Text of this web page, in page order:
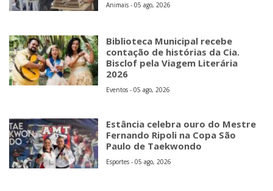
Animais - 05 ago, 2026
Biblioteca Municipal recebe
contação de histórias da Cia.
Bisclof pela Viagem Literária
2026
Eventos - 05 ago, 2026
Estância celebra ouro do Mestre
Fernando Ripoli na Copa São
Paulo de Taekwondo
Esportes - 05 ago, 2026